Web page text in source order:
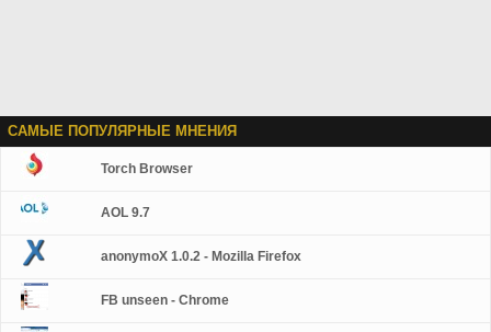
САМЫЕ ПОПУЛЯРНЫЕ МНЕНИЯ
Torch Browser
AOL 9.7
anonymoX 1.0.2 - Mozilla Firefox
FB unseen - Chrome